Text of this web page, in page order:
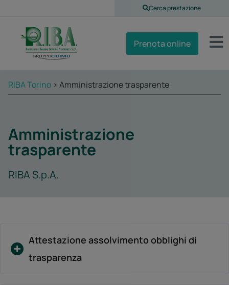
Cerca prestazione
Prenota online
RIBA Torino > Amministrazione trasparente
Amministrazione
trasparente
RIBA S.p.A.
Attestazione assolvimento obblighi di
trasparenza